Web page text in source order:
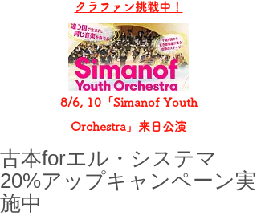
8/6, 10「Simanof Youth
Orchestra」来日公演
​クラファン挑戦中！
古本forエル・システマ
20%アップキャンペーン実
施中